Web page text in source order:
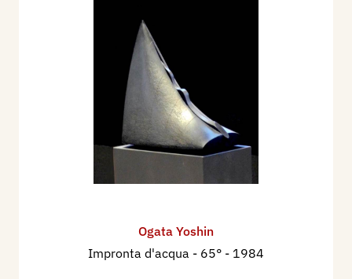
Ogata Yoshin
Impronta d'acqua - 65° - 1984